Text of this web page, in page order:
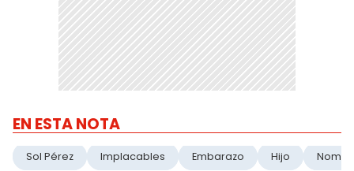
EN ESTA NOTA
Sol Pérez Implacables Embarazo Hijo